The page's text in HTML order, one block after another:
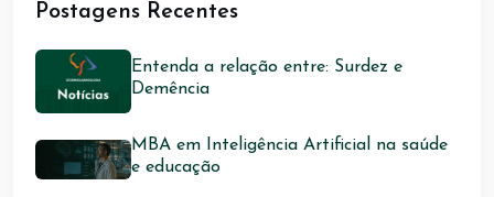
Postagens Recentes
Entenda a relação entre: Surdez e
Demência
MBA em Inteligência Artificial na saúde
e educação